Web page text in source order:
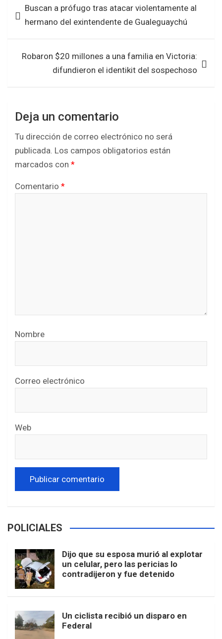
o
o
k
A
p
p
de Buscan a prófugo tras atacar violentamente al
hermano del exintendente de Gualeguaychú
Robaron $20 millones a una familia en Victoria:
difundieron el identikit del sospechoso
Deja un comentario
Tu dirección de correo electrónico no será
publicada. Los campos obligatorios están
marcados con *
Comentario *
Nombre
Correo electrónico
Web
POLICIALES
Dijo que su esposa murió al explotar
un celular, pero las pericias lo
contradijeron y fue detenido
Un ciclista recibió un disparo en
Federal